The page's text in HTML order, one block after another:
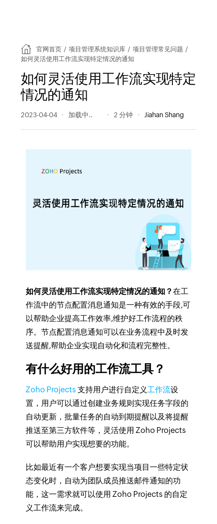
官网首页 / 项目管理系统知识库 / 项目管理常见问题 /
如何灵活使用工作流实现特定情况的通知
如何灵活使用工作流实现特定
情况的通知
2023-04-04 356 阅读量 2 分钟 Jiahan Shang
如何灵活使用工作流实现特定情况的通知？在工
作流中的节点配置消息通知是一种有效的手段,可
以帮助企业提高工作效率,维护好工作流程的秩
序。节点配置消息通知可以在业务流程中及时发
送提醒,帮助企业实现自动化和流程完整性。
有什么好用的工作流工具？
Zoho Projects 支持用户进行自定义工作流设
置 ，用户可以通过创建业务规则实现任务字段的
自动更新，批量任务的自动到期提醒以及将提醒
推送至第三方软件等，灵活使用 Zoho Projects
可以帮助用户实现想要的功能。
比如最近有一个客户想要实现当项目一些特定状
态变化时，自动为团队成员推送邮件通知的功
能，这一需求就可以使用 Zoho Projects 的自定
义工作流来完成。